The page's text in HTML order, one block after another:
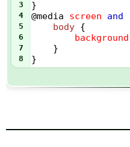
3 }
4 @media screen and
5 body {
6
7
    }
8 }